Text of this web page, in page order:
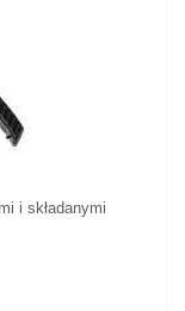
i składanymi